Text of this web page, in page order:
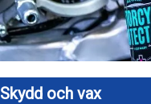
Skydd och vax